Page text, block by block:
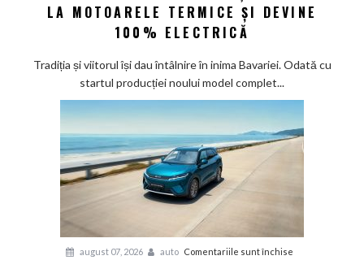
eră
Cea
BMW
renunță
și
LA MOTOARELE TERMICE ȘI DEVINE
100% ELECTRICĂ
Tradiția și viitorul își dau întâlnire în inima Bavariei. Odată cu
startul producției noului model complet...
august 07, 2026 auto Comentariile sunt închise